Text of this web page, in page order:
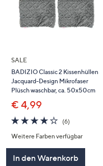
SALE
BADIZIO Classic 2 Kissenhüllen
Jacquard-Design Mikrofaser
Plüsch waschbar, ca. 50x50cm
€ 4,99
4.2
von
5
(6)6
Weitere Farben verfügbar
In den Warenkorb